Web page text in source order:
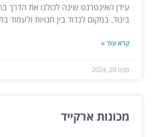
עידן האינטרנט שינה לכולנו את הדרך
ביגוד. במקום לנדוד בין חנויות ולעמוד
קרא עוד »
ספט 29, 2024
מכונות ארקייד